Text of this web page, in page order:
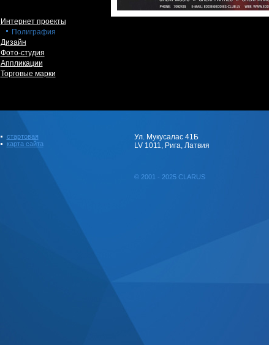
Интернет проекты
Полиграфия
Дизайн
Фото-студия
Аппликации
Торговые марки
стартовая
карта сайта
Ул. Мукусалас 41Б
LV 1011, Рига, Латвия
© 2001 - 2025 CLARUS